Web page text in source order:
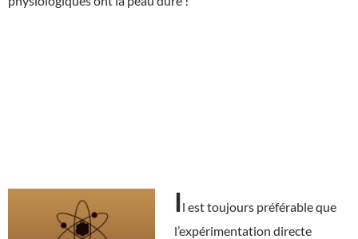
Il est toujours préférable que
l’expérimentation directe